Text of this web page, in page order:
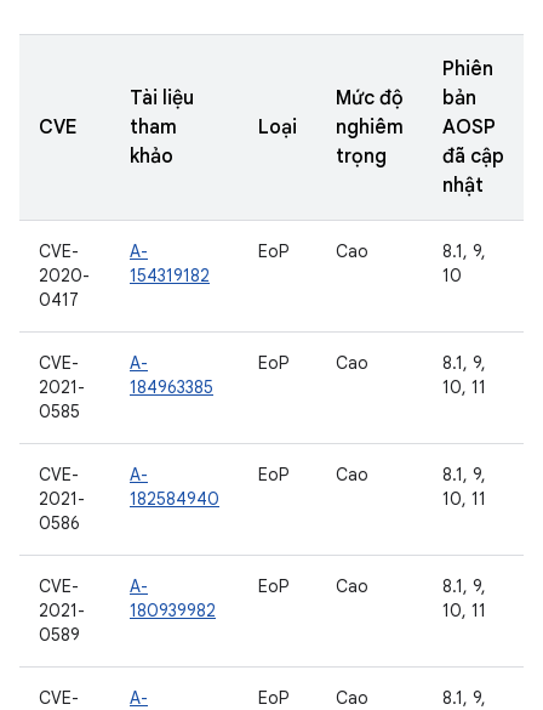
CVE
Tài liệu
tham
khảo
Loại
Mức độ
nghiêm
trọng
Phiên
bản
AOSP
đã cập
nhật
CVE-
2020-
0417
A-
154319182
EoP Cao
8.1, 9,
10
CVE-
2021-
0585
A-
184963385
EoP Cao
8.1, 9,
10, 11
CVE-
2021-
0586
A-
182584940
EoP Cao
8.1, 9,
10, 11
CVE-
2021-
0589
A-
180939982
EoP Cao
8.1, 9,
10, 11
CVE-
A-
EoP Cao
8.1, 9,